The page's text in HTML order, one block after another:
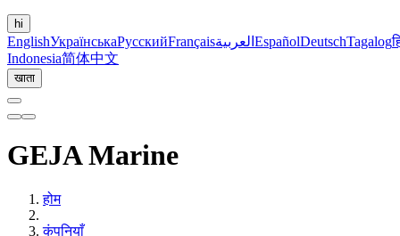
hi
EnglishУкраїнськаРусскийFrançaisالعربية EspañolDeutschTagalog
Indonesia简体中文
खाता
GEJA Marine
होम
कंपनियाँ